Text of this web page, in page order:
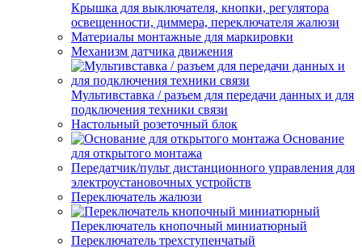
Крышка для выключателя, кнопки, регулятора
освещенности, диммера, переключателя жалюзи
Материалы монтажные для маркировки
Механизм датчика движения
Мультивставка / разъем для передачи данных и для
подключения техники связи
Настольный розеточный блок
Основание
для открытого монтажа
Передатчик/пульт дистанционного управления для
электроустановочных устройств
Переключатель жалюзи
Переключатель кнопочный миниатюрный
Переключатель трехступенчатый